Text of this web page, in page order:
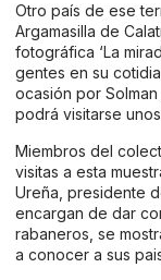
Otro país de ese
Argamasilla de
fotográfica ‘La
gentes en su
ocasión por
podrá visitarse
Miembros del
visitas a esta
Ureña, presidente
encargan de dar
rabaneros, se
a conocer a sus